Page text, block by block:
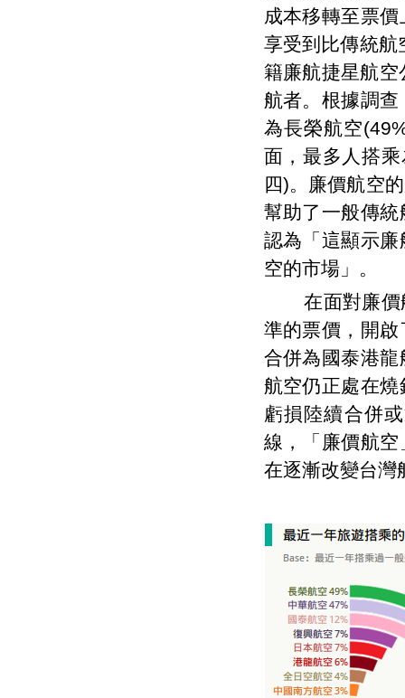
成本移轉至票
享受到比傳統
籍廉航捷星航
航者。根據調
為長榮航空
面，最多人搭
四)。廉價航空
幫助了一般傳
認為「這顯示
空的市場」。
在面對廉價航
準的票價，開
合併為國泰港
航空仍正處在
虧損陸續合併
線，「廉價航
在逐漸改變台灣